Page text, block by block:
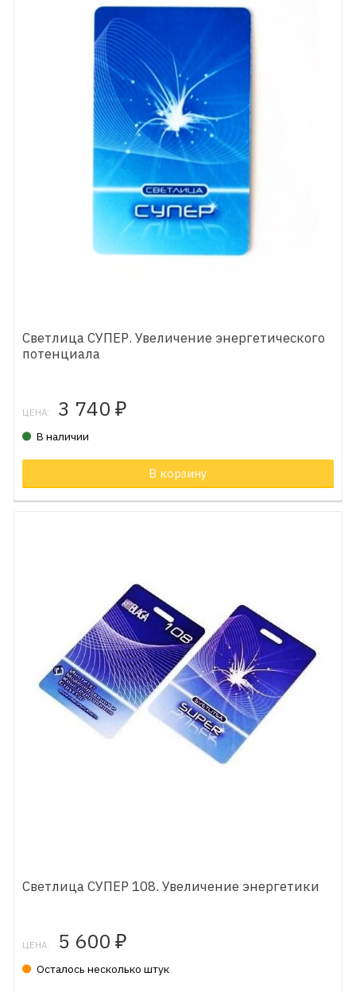
Светлица СУПЕР. Увеличение энергетического
потенциала
ЦЕНА: 3 740 ₽
В наличии
В корзину
Светлица СУПЕР 108. Увеличение энергетики
ЦЕНА: 5 600 ₽
Осталось несколько штук